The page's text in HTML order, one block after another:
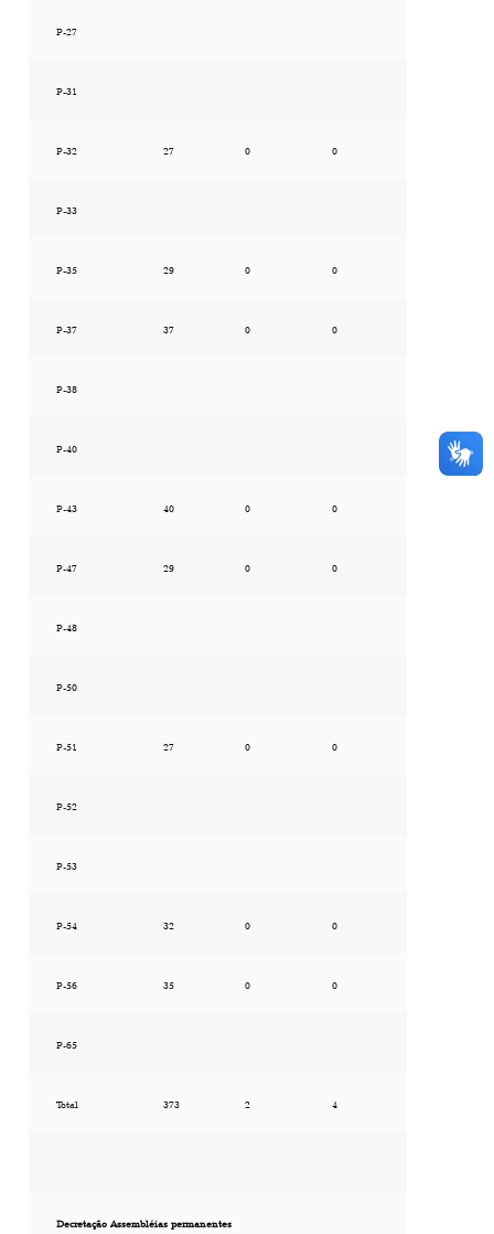
P-27
P-31
P-32 27 0 0
P-33
P-35 29 0 0
P-37 37 0 0
P-38
P-40
P-43 40 0 0
P-47 29 0 0
P-48
P-50
P-51 27 0 0
P-52
P-53
P-54 32 0 0
P-56 35 0 0
P-65
Total 373 2 4
Decretação Assembléias permanentes